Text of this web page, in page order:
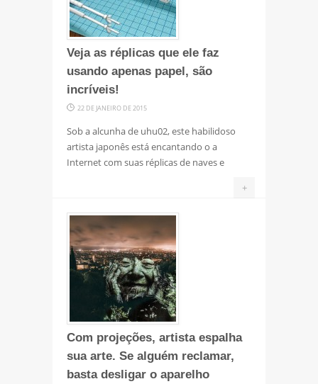
Veja as réplicas que ele faz
usando apenas papel, são
incríveis!
22 DE JANEIRO DE 2015
Sob a alcunha de uhu02, este habilidoso
artista japonês está encantando o a
Internet com suas réplicas de naves e
+
Com projeções, artista espalha
sua arte. Se alguém reclamar,
basta desligar o aparelho